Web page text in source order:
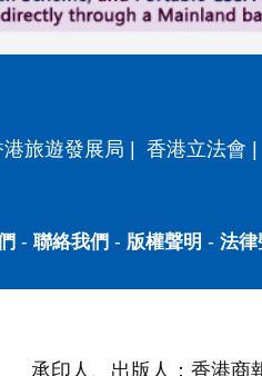
港旅遊發展局 | 香港立法會 |
- 聯絡我們 - 版權聲明 - 法律
承印人、出版人：香港商